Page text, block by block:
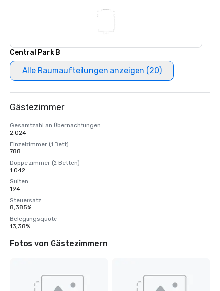
Central Park B
Alle Raumaufteilungen anzeigen (20)
Gästezimmer
Gesamtzahl an Übernachtungen
2.024
Einzelzimmer (1 Bett)
788
Doppelzimmer (2 Betten)
1.042
Suiten
194
Steuersatz
8,385%
Belegungsquote
13,38%
Fotos von Gästezimmern